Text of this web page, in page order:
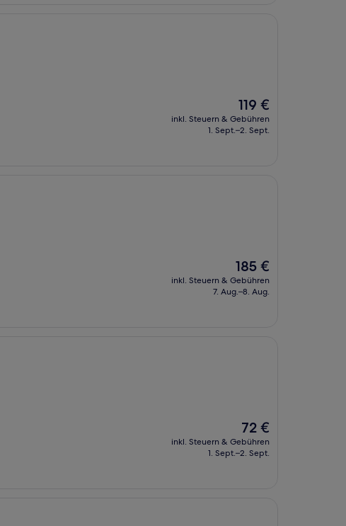
Der
Preis
beträgt
119 €
inkl. Steuern & Gebühren
1. Sept.–2. Sept.
Der
Preis
beträgt
185 €
inkl. Steuern & Gebühren
7. Aug.–8. Aug.
Der
Preis
beträgt
72 €
inkl. Steuern & Gebühren
1. Sept.–2. Sept.